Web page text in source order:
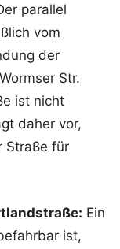
parallel
vom
der
Str.
ist nicht
daher vor,
Straße für
Ein
ist,